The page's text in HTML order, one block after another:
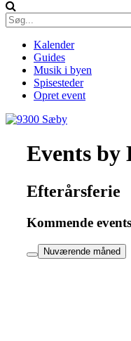
Kalender
Guides
Musik i byen
Spisesteder
Opret event
Events by
Efterårsferie
Kommende events
Nuværende måned